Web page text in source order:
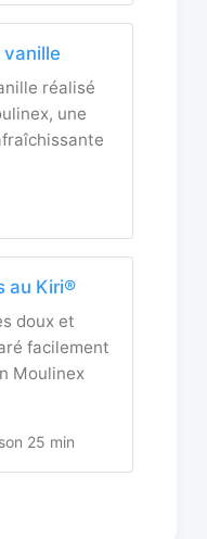
réalisé
une
au Kiri®
doux et
facilement
Moulinex
25 min